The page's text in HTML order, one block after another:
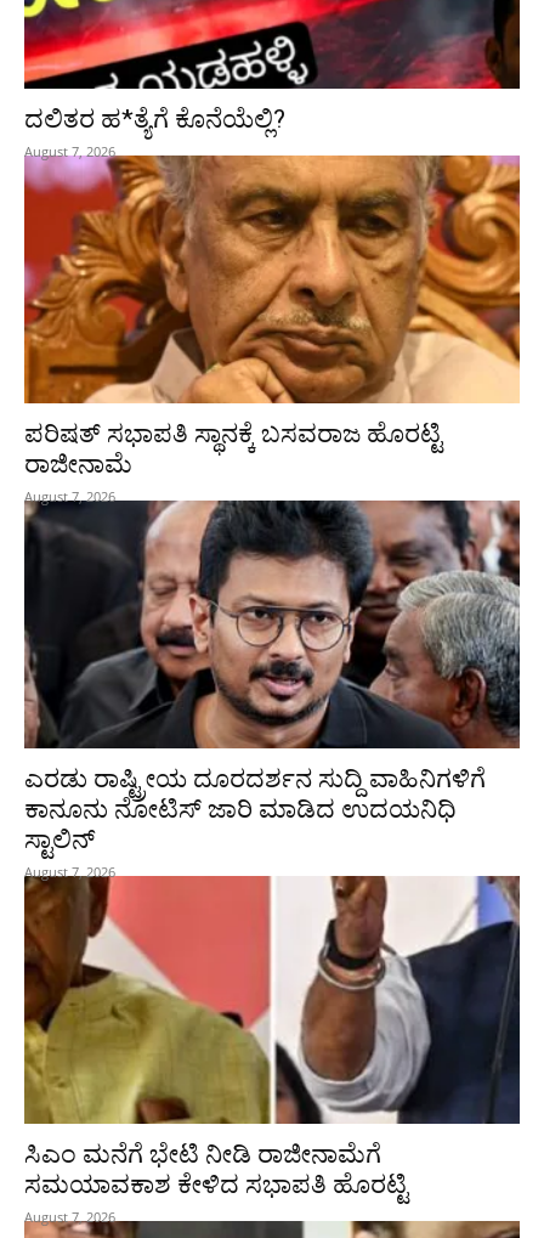
ದಲಿತರ ಹ*ತ್ಯೆಗೆ ಕೊನೆಯೆಲ್ಲಿ?
August 7, 2026
ಪರಿಷತ್‌ ಸಭಾಪತಿ ಸ್ಥಾನಕ್ಕೆ ಬಸವರಾಜ ಹೊರಟ್ಟಿ
ರಾಜೀನಾಮೆ
August 7, 2026
ಎರಡು ರಾಷ್ಟ್ರೀಯ ದೂರದರ್ಶನ ಸುದ್ದಿ ವಾಹಿನಿಗಳಿಗೆ
ಕಾನೂನು ನೋಟಿಸ್ ಜಾರಿ ಮಾಡಿದ ಉದಯನಿಧಿ
ಸ್ಟಾಲಿನ್
August 7, 2026
ಸಿಎಂ ಮನೆಗೆ ಭೇಟಿ ನೀಡಿ ರಾಜೀನಾಮೆಗೆ
ಸಮಯಾವಕಾಶ ಕೇಳಿದ ಸಭಾಪತಿ ಹೊರಟ್ಟಿ
August 7, 2026